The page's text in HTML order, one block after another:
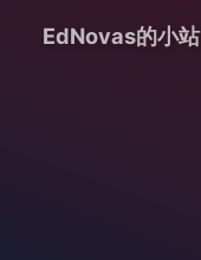
EdNovas的小站